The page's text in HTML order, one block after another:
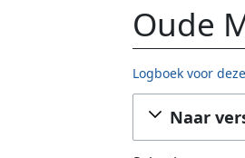
Oude
Logboek voor
Ga naar:
Naar